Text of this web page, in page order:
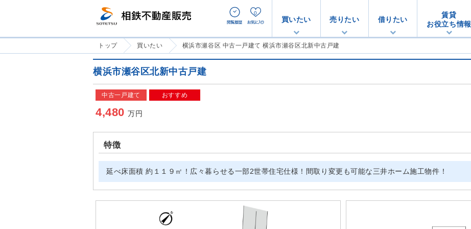
買いたい 売りたい 借りたい
賃貸
お役立ち情報
0
トップ 買いたい 横浜市瀬谷区 中古一戸建て 横浜市瀬谷区北新中古戸建
横浜市瀬谷区北新中古戸建
中古一戸建て おすすめ
4,480万円
特徴
延べ床面積 約１１９㎡！広々暮らせる一部2世帯住宅仕様！間取り変更も可能な三井ホーム施工物件！